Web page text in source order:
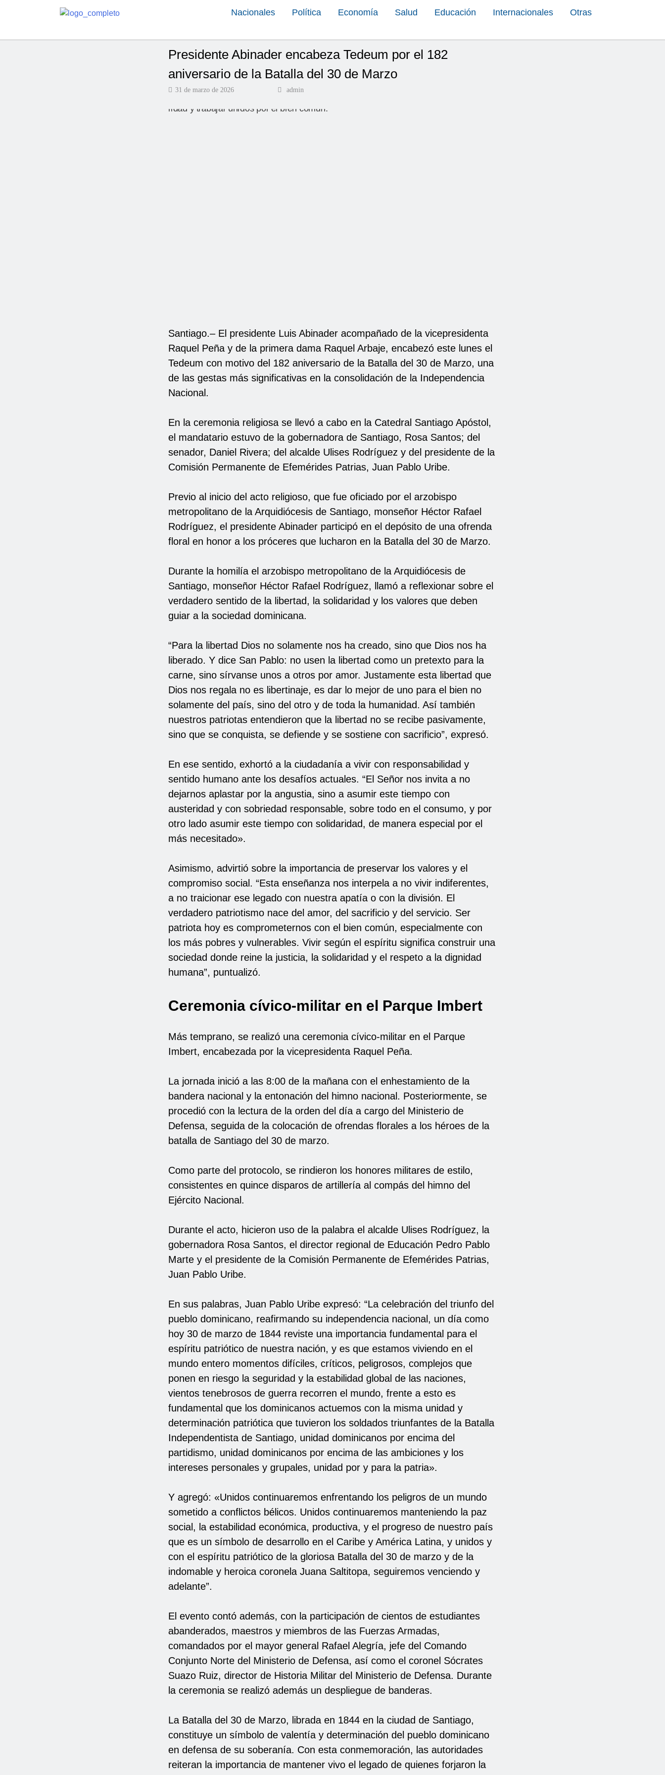
Nacionales Política Economía Salud Educación Internacionales Otras
Presidente Abinader encabeza Tedeum por el 182
aniversario de la Batalla del 30 de Marzo
31 de marzo de 2026 admin
Santiago.– El presidente Luis Abinader acompañado de la vicepresidenta
Raquel Peña y de la primera dama Raquel Arbaje, encabezó este lunes el
Tedeum con motivo del 182 aniversario de la Batalla del 30 de Marzo, una
de las gestas más significativas en la consolidación de la Independencia
Nacional.
En la ceremonia religiosa se llevó a cabo en la Catedral Santiago Apóstol,
el mandatario estuvo de la gobernadora de Santiago, Rosa Santos; del
senador, Daniel Rivera; del alcalde Ulises Rodríguez y del presidente de la
Comisión Permanente de Efemérides Patrias, Juan Pablo Uribe.
Previo al inicio del acto religioso, que fue oficiado por el arzobispo
metropolitano de la Arquidiócesis de Santiago, monseñor Héctor Rafael
Rodríguez, el presidente Abinader participó en el depósito de una ofrenda
floral en honor a los próceres que lucharon en la Batalla del 30 de Marzo.
Durante la homilía el arzobispo metropolitano de la Arquidiócesis de
Santiago, monseñor Héctor Rafael Rodríguez, llamó a reflexionar sobre el
verdadero sentido de la libertad, la solidaridad y los valores que deben
guiar a la sociedad dominicana.
“Para la libertad Dios no solamente nos ha creado, sino que Dios nos ha
liberado. Y dice San Pablo: no usen la libertad como un pretexto para la
carne, sino sírvanse unos a otros por amor. Justamente esta libertad que
Dios nos regala no es libertinaje, es dar lo mejor de uno para el bien no
solamente del país, sino del otro y de toda la humanidad. Así también
nuestros patriotas entendieron que la libertad no se recibe pasivamente,
sino que se conquista, se defiende y se sostiene con sacrificio”, expresó.
En ese sentido, exhortó a la ciudadanía a vivir con responsabilidad y
sentido humano ante los desafíos actuales. “El Señor nos invita a no
dejarnos aplastar por la angustia, sino a asumir este tiempo con
austeridad y con sobriedad responsable, sobre todo en el consumo, y por
otro lado asumir este tiempo con solidaridad, de manera especial por el
más necesitado».
Asimismo, advirtió sobre la importancia de preservar los valores y el
compromiso social. “Esta enseñanza nos interpela a no vivir indiferentes,
a no traicionar ese legado con nuestra apatía o con la división. El
verdadero patriotismo nace del amor, del sacrificio y del servicio. Ser
patriota hoy es comprometernos con el bien común, especialmente con
los más pobres y vulnerables. Vivir según el espíritu significa construir una
sociedad donde reine la justicia, la solidaridad y el respeto a la dignidad
humana”, puntualizó.
Ceremonia cívico-militar en el Parque Imbert
Más temprano, se realizó una ceremonia cívico-militar en el Parque
Imbert, encabezada por la vicepresidenta Raquel Peña.
La jornada inició a las 8:00 de la mañana con el enhestamiento de la
bandera nacional y la entonación del himno nacional. Posteriormente, se
procedió con la lectura de la orden del día a cargo del Ministerio de
Defensa, seguida de la colocación de ofrendas florales a los héroes de la
batalla de Santiago del 30 de marzo.
Como parte del protocolo, se rindieron los honores militares de estilo,
consistentes en quince disparos de artillería al compás del himno del
Ejército Nacional.
Durante el acto, hicieron uso de la palabra el alcalde Ulises Rodríguez, la
gobernadora Rosa Santos, el director regional de Educación Pedro Pablo
Marte y el presidente de la Comisión Permanente de Efemérides Patrias,
Juan Pablo Uribe.
En sus palabras, Juan Pablo Uribe expresó: “La celebración del triunfo del
pueblo dominicano, reafirmando su independencia nacional, un día como
hoy 30 de marzo de 1844 reviste una importancia fundamental para el
espíritu patriótico de nuestra nación, y es que estamos viviendo en el
mundo entero momentos difíciles, críticos, peligrosos, complejos que
ponen en riesgo la seguridad y la estabilidad global de las naciones,
vientos tenebrosos de guerra recorren el mundo, frente a esto es
fundamental que los dominicanos actuemos con la misma unidad y
determinación patriótica que tuvieron los soldados triunfantes de la Batalla
Independentista de Santiago, unidad dominicanos por encima del
partidismo, unidad dominicanos por encima de las ambiciones y los
intereses personales y grupales, unidad por y para la patria».
Y agregó: «Unidos continuaremos enfrentando los peligros de un mundo
sometido a conflictos bélicos. Unidos continuaremos manteniendo la paz
social, la estabilidad económica, productiva, y el progreso de nuestro país
que es un símbolo de desarrollo en el Caribe y América Latina, y unidos y
con el espíritu patriótico de la gloriosa Batalla del 30 de marzo y de la
indomable y heroica coronela Juana Saltitopa, seguiremos venciendo y
adelante”.
El evento contó además, con la participación de cientos de estudiantes
abanderados, maestros y miembros de las Fuerzas Armadas,
comandados por el mayor general Rafael Alegría, jefe del Comando
Conjunto Norte del Ministerio de Defensa, así como el coronel Sócrates
Suazo Ruiz, director de Historia Militar del Ministerio de Defensa. Durante
la ceremonia se realizó además un despliegue de banderas.
La Batalla del 30 de Marzo, librada en 1844 en la ciudad de Santiago,
constituye un símbolo de valentía y determinación del pueblo dominicano
en defensa de su soberanía. Con esta conmemoración, las autoridades
reiteran la importancia de mantener vivo el legado de quienes forjaron la